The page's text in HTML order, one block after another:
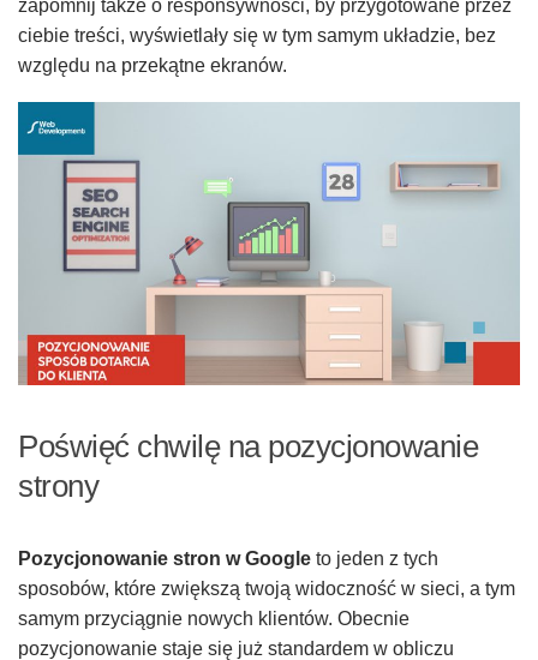
zapomnij także o responsywności, by przygotowane przez
ciebie treści, wyświetlały się w tym samym układzie, bez
względu na przekątne ekranów.
Poświęć chwilę na pozycjonowanie
strony
Pozycjonowanie stron w Google to jeden z tych
sposobów, które zwiększą twoją widoczność w sieci, a tym
samym przyciągnie nowych klientów. Obecnie
pozycjonowanie staje się już standardem w obliczu